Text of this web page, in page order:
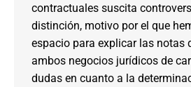
contractuales suscita
distinción, motivo por el que
espacio para explicar las notas
ambos negocios jurídicos de
dudas en cuanto a la